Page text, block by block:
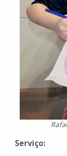
Serviço: